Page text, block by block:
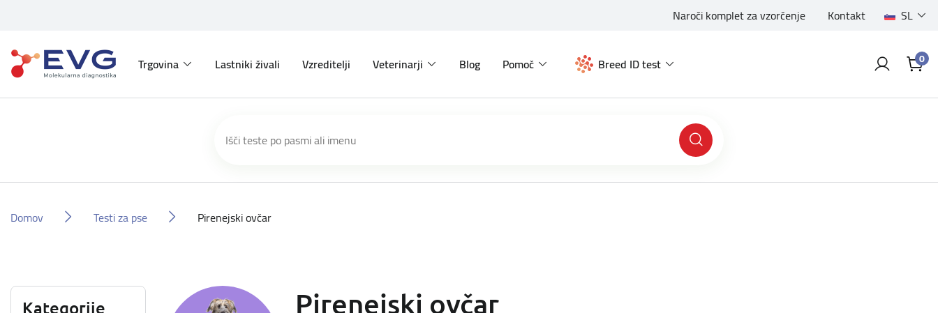
Naroči komplet za vzorčenje Kontakt SL
Trgovina Lastniki živali Vzreditelji Veterinarji Blog Pomoč Breed ID test 0
Domov Testi za pse Pirenejski ovčar
Kategorije Pirenejski ovčar